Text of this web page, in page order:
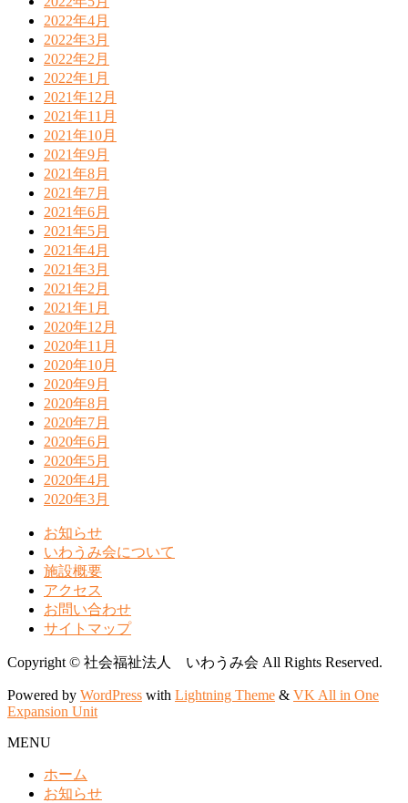
2022年4月
2022年3月
2022年2月
2022年1月
2021年12月
2021年11月
2021年10月
2021年9月
2021年8月
2021年7月
2021年6月
2021年5月
2021年4月
2021年3月
2021年2月
2021年1月
2020年12月
2020年11月
2020年10月
2020年9月
2020年8月
2020年7月
2020年6月
2020年5月
2020年4月
2020年3月
お知らせ
いわうみ会について
施設概要
アクセス
お問い合わせ
サイトマップ
Copyright © 社会福祉法人 いわうみ会 All Rights Reserved.
Powered by WordPress with Lightning Theme & VK All in One
Expansion Unit
MENU
ホーム
お知らせ